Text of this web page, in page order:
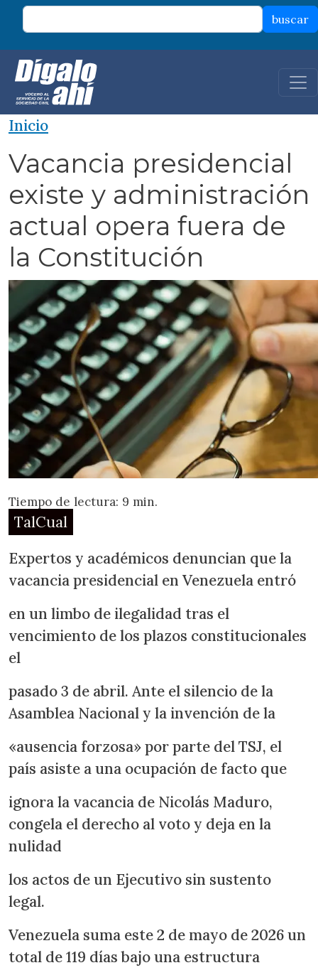
Pasar al contenido principal
buscar
Inicio
Vacancia presidencial
existe y administración
actual opera fuera de
la Constitución
Tiempo de lectura: 9 min.
TalCual
Expertos y académicos denuncian que la
vacancia presidencial en Venezuela entró
en un limbo de ilegalidad tras el
vencimiento de los plazos constitucionales
el
pasado 3 de abril. Ante el silencio de la
Asamblea Nacional y la invención de la
«ausencia forzosa» por parte del TSJ, el
país asiste a una ocupación de facto que
ignora la vacancia de Nicolás Maduro,
congela el derecho al voto y deja en la
nulidad
los actos de un Ejecutivo sin sustento
legal.
Venezuela suma este 2 de mayo de 2026 un
total de 119 días bajo una estructura